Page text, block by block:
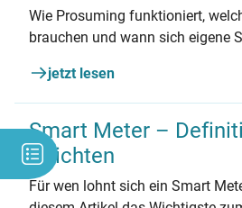
Wie Prosuming funktioniert,
brauchen und wann sich eigene
jetzt lesen
Smart Meter –
Pflichten
Für wen lohnt sich ein Smart